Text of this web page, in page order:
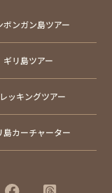
ボンガン島ツアー
ギリ島ツアー
ッキングツアー
島カーチャーター